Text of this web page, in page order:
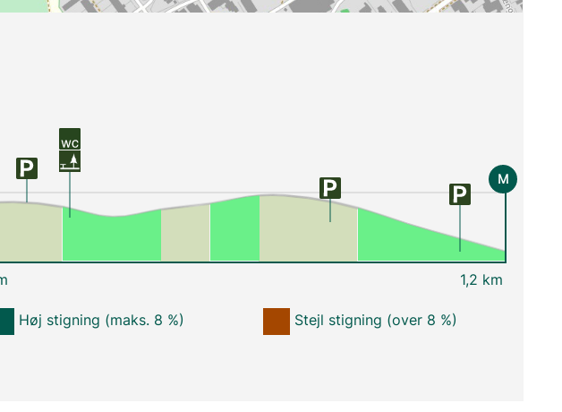
M
1,2 km
Høj stigning (maks. 8 %) Stejl stigning (over 8 %)